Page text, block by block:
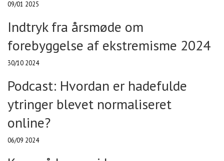
09/01 2025
Indtryk fra årsmøde om
forebyggelse af ekstremisme 2024
30/10 2024
Podcast: Hvordan er hadefulde
ytringer blevet normaliseret
online?
06/09 2024